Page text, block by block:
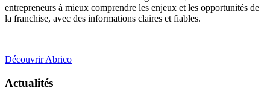
entrepreneurs à mieux comprendre les enjeux et les opportunités de
la franchise, avec des informations claires et fiables.
Découvrir Abrico
Actualités